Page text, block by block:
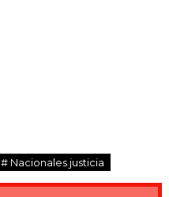
# Nacionales justicia